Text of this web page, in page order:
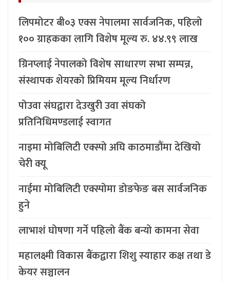
लिपमोटर बी०३ एक्स नेपालमा सार्वजनिक, पहिलो
१०० ग्राहकका लागि विशेष मूल्य रु. ४४.९९ लाख
ग्रिनप्लाई नेपालको विशेष साधारण सभा सम्पन्न,
संस्थापक शेयरको प्रिमियम मूल्य निर्धारण
पोउवा संघद्वारा देउखुरी उवा संघको
प्रतिनिधिमण्डलाई स्वागत
नाइमा मोबिलिटी एक्स्पो अघि काठमाडौंमा देखियो
चेरी क्यू
नाईमा मोबिलिटी एक्स्पोमा डोङफेङ बस सार्वजनिक
हुने
लाभाशं घोषणा गर्ने पहिलो बैंक बन्यो कामना सेवा
महालक्ष्मी विकास बैंकद्वारा शिशु स्याहार कक्ष तथा डे
केयर सञ्चालन